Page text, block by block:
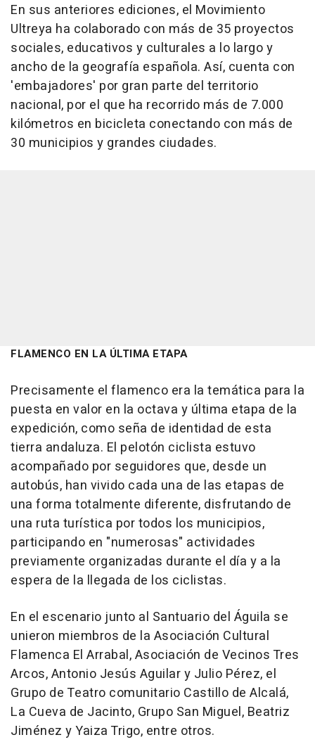
En sus anteriores ediciones, el Movimiento
Ultreya ha colaborado con más de 35 proyectos
sociales, educativos y culturales a lo largo y
ancho de la geografía española. Así, cuenta con
'embajadores' por gran parte del territorio
nacional, por el que ha recorrido más de 7.000
kilómetros en bicicleta conectando con más de
30 municipios y grandes ciudades.
FLAMENCO EN LA ÚLTIMA ETAPA
Precisamente el flamenco era la temática para la
puesta en valor en la octava y última etapa de la
expedición, como seña de identidad de esta
tierra andaluza. El pelotón ciclista estuvo
acompañado por seguidores que, desde un
autobús, han vivido cada una de las etapas de
una forma totalmente diferente, disfrutando de
una ruta turística por todos los municipios,
participando en "numerosas" actividades
previamente organizadas durante el día y a la
espera de la llegada de los ciclistas.
En el escenario junto al Santuario del Águila se
unieron miembros de la Asociación Cultural
Flamenca El Arrabal, Asociación de Vecinos Tres
Arcos, Antonio Jesús Aguilar y Julio Pérez, el
Grupo de Teatro comunitario Castillo de Alcalá,
La Cueva de Jacinto, Grupo San Miguel, Beatriz
Jiménez y Yaiza Trigo, entre otros.